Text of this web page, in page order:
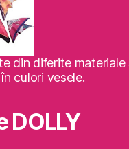
din diferite materiale
culori vesele.
DOLLY